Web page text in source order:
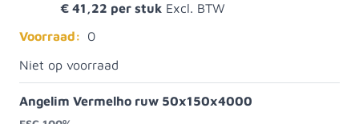
€ 41,22
Voorraad:
0
Niet op voorraad
Angelim Vermelho ruw 50x150x4000